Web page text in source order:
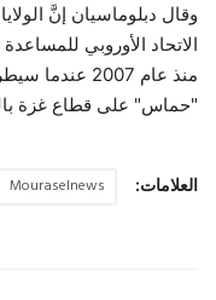
وقال دبلوماسيان إنَّ
الاتحاد الأوروبي
منذ عام 2007
"حماس" على قطاع غزة
العلامات: Mouraselnews